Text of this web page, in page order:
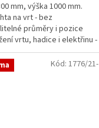
mm, výška 1000 mm.
na vrt - bez
průměry i pozice
vrtu, hadice i elektřinu -
Kód: 1776/21-